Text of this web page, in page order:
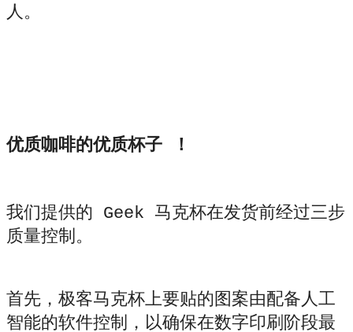
人。
优质咖啡的优质杯子 ！
我们提供的 Geek 马克杯在发货前经过三步
质量控制。
首先，极客马克杯上要贴的图案由配备人工
智能的软件控制，以确保在数字印刷阶段最